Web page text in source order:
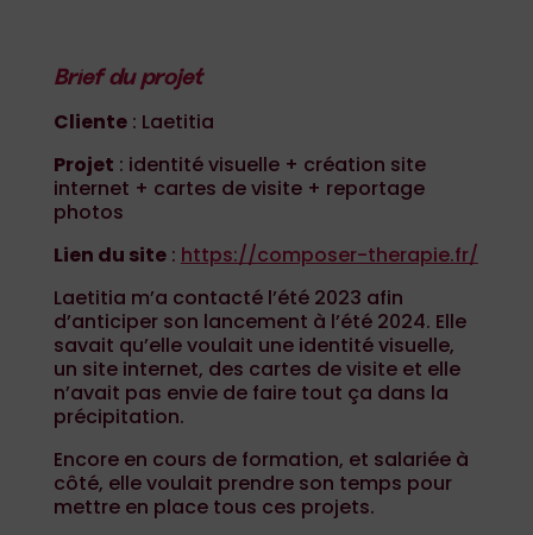
Brief du projet
Cliente: Laetitia
Projet : identité visuelle + création site
internet + cartes de visite + reportage
photos
Lien du site: https://composer-therapie.fr/
Laetitia m’a contacté l’été 2023 afin
d’anticiper son lancement à l’été 2024. Elle
savait qu’elle voulait une identité visuelle,
un site internet, des cartes de visite et elle
n’avait pas envie de faire tout ça dans la
précipitation.
Encore en cours de formation, et salariée à
côté, elle voulait prendre son temps pour
mettre en place tous ces projets.